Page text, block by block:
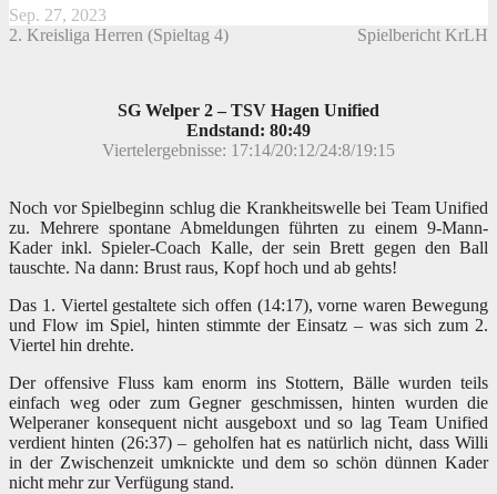
Sep. 27, 2023
2. Kreisliga Herren (Spieltag 4)
Spielbericht KrLH
SG Welper 2 – TSV Hagen Unified
Endstand: 80:49
Viertelergebnisse: 17:14/20:12/24:8/19:15
Noch vor Spielbeginn schlug die Krankheitswelle bei Team Unified
zu. Mehrere spontane Abmeldungen führten zu einem 9-Mann-
Kader inkl. Spieler-Coach Kalle, der sein Brett gegen den Ball
tauschte. Na dann: Brust raus, Kopf hoch und ab gehts!
Das 1. Viertel gestaltete sich offen (14:17), vorne waren Bewegung
und Flow im Spiel, hinten stimmte der Einsatz – was sich zum 2.
Viertel hin drehte.
Der offensive Fluss kam enorm ins Stottern, Bälle wurden teils
einfach weg oder zum Gegner geschmissen, hinten wurden die
Welperaner konsequent nicht ausgeboxt und so lag Team Unified
verdient hinten (26:37) – geholfen hat es natürlich nicht, dass Willi
in der Zwischenzeit umknickte und dem so schön dünnen Kader
nicht mehr zur Verfügung stand.